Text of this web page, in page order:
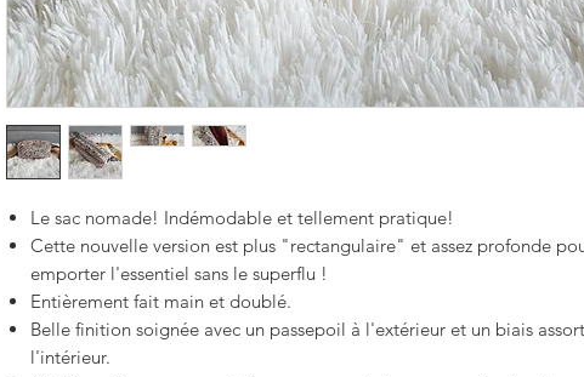
Le sac nomade! Indémodable et tellement pratique!
Cette nouvelle version est plus "rectangulaire" et assez profonde
emporter l'essentiel sans le superflu !
Entièrement fait main et doublé.
Belle finition soignée avec un passepoil à l'extérieur et un biais
l'intérieur.